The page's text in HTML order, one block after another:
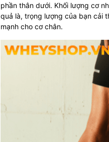
phần thân dưới. Khối lượng cơ
quả là, trọng lượng của bạn cải
mạnh cho cơ chân.